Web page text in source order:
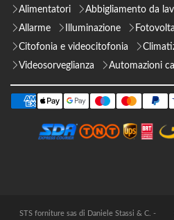
Alimentatori
Abbigliamento da
Allarme
Illuminazione
Citofonia e videocitofonia
Videosorveglianza
Automazioni
STS forniture sas di Daniele Stassi & C. -